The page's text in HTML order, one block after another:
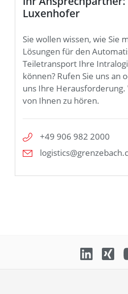
Luxenhofer
Sie wollen wissen, wie Sie
Lösungen für den
Teiletransport Ihre
können? Rufen Sie uns an
uns Ihre Herausforderung.
von Ihnen zu hören.
+49 906 982 2000